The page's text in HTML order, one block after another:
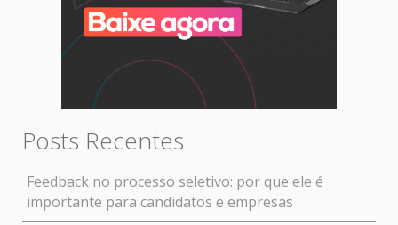
Posts Recentes
Feedback no processo seletivo: por que ele é
importante para candidatos e empresas